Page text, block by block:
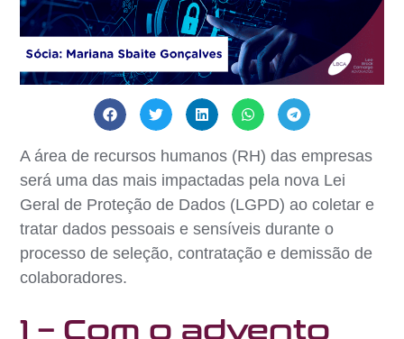
A área de recursos humanos (RH) das empresas
será uma das mais impactadas pela nova Lei
Geral de Proteção de Dados (LGPD) ao coletar e
tratar dados pessoais e sensíveis durante o
processo de seleção, contratação e demissão de
colaboradores.
1 – Com o advento